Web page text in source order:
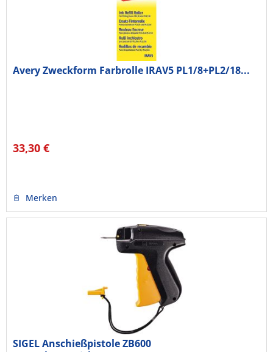
Avery Zweckform Farbrolle IRAV5 PL1/8+PL2/18...
33,30 €
Merken
SIGEL Anschießpistole ZB600